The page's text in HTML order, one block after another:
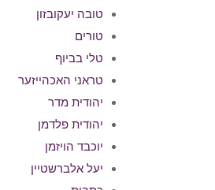
טובה יעקובזון
טורים
טלי בביוף
טראני האכהייזער
יהודית מדר
יהודית פלדמן
יוכבד הויזמן
יעל אלברשטיין